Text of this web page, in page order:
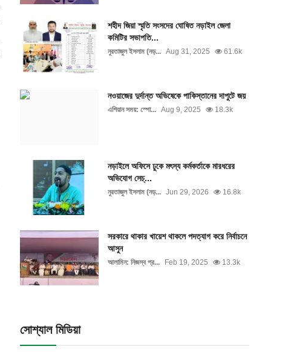
শহীদ জিয়া স্মৃতি সংসদের ঘোষিত নড়াইল জেলা
কমিটির সভাপতি...
নুরতাজুল ইসলাম (নড়... Aug 31, 2025 61.6k
নওয়াজের দুর্দান্ত অভিষেকে পাকিস্তানের দাপুটে জয়
এশিয়ান সময়: স্পো... Aug 9, 2025 18.3k
নড়াইলে অফিসে ঢুকে মৎস্য কর্মকর্তাকে মারধরের
অভিযোগ সেচ্...
নুরতাজুল ইসলাম (নড়... Jun 29, 2026 16.8k
সরকারে থাকার খায়েশ থাকলে পদত্যাগ করে নির্বাচনে
আসুন
আলামিন: নিজস্ব প্র... Feb 19, 2025 13.3k
সোশ্যাল মিডিয়া